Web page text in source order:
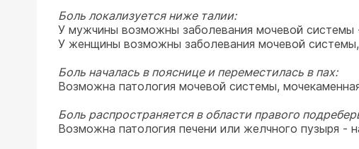
Боль локализуется ниже талии:
У мужчины возможны заболевания мочевой
У женщины возможны заболевания мочевой
Боль началась в пояснице и переместилась в пах:
Возможна патология мочевой системы,
Боль распространяется в области правого
Возможна патология печени или желчного пузыря -